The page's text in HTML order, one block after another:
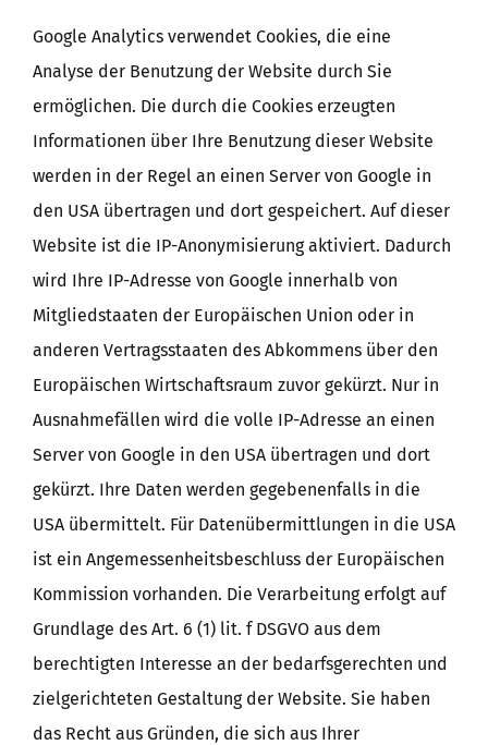
Google Analytics verwendet Cookies, die eine
Analyse der Benutzung der Website durch Sie
ermöglichen. Die durch die Cookies erzeugten
Informationen über Ihre Benutzung dieser Website
werden in der Regel an einen Server von Google in
den USA übertragen und dort gespeichert. Auf dieser
Website ist die IP-Anonymisierung aktiviert. Dadurch
wird Ihre IP-Adresse von Google innerhalb von
Mitgliedstaaten der Europäischen Union oder in
anderen Vertragsstaaten des Abkommens über den
Europäischen Wirtschaftsraum zuvor gekürzt. Nur in
Ausnahmefällen wird die volle IP-Adresse an einen
Server von Google in den USA übertragen und dort
gekürzt. Ihre Daten werden gegebenenfalls in die
USA übermittelt. Für Datenübermittlungen in die USA
ist ein Angemessenheitsbeschluss der Europäischen
Kommission vorhanden. Die Verarbeitung erfolgt auf
Grundlage des Art. 6 (1) lit. f DSGVO aus dem
berechtigten Interesse an der bedarfsgerechten und
zielgerichteten Gestaltung der Website. Sie haben
das Recht aus Gründen, die sich aus Ihrer